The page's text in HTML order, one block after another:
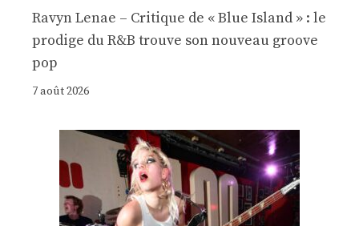
Ravyn Lenae – Critique de « Blue Island » : le
prodige du R&B trouve son nouveau groove
pop
7 août 2026